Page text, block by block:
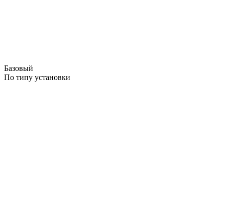
Базовый
По типу установки